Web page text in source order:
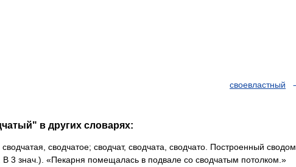
своевластный
в других словарях:
сводчатое; сводчат, сводчата, сводчато. Построенный сводом,
В 3 знач.). «Пекарня помещалась в подвале со сводчатым потолком.»